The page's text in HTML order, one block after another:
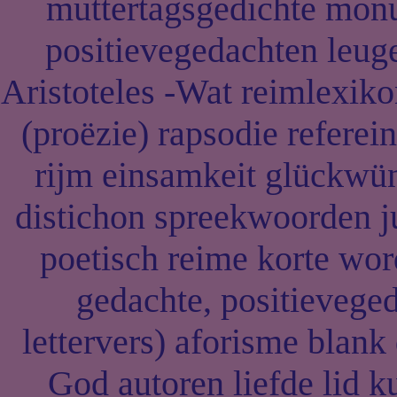
muttertagsgedichte
positievegedachten
Aristoteles -Wat
(proëzie) rapsodie
rijm einsamkeit
distichon spreekwoorden
poetisch reime korte
gedachte,
lettervers) aforisme
God autoren liefde lid